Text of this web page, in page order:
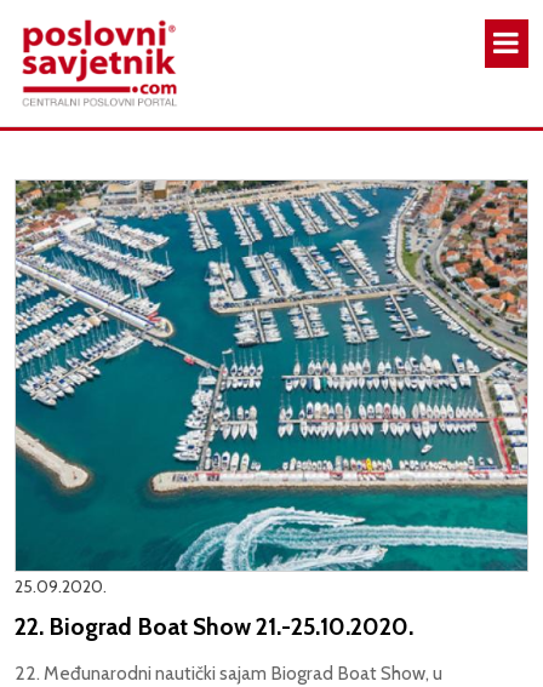
25.09.2020.
22. Biograd Boat Show 21.-25.10.2020.
22. Međunarodni nautički sajam Biograd Boat Show, u